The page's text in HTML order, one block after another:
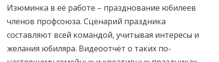
Изюминка в её работе – празднование юбилеев
членов профсоюза. Сценарий праздника
составляют всей командой, учитывая интересы и
желания юбиляра. Видеоотчёт о таких по-